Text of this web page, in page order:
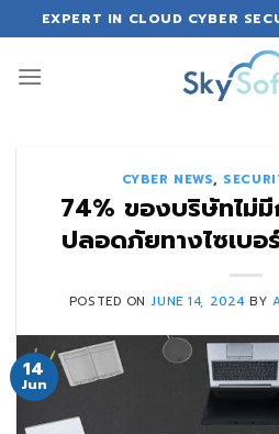
to
content
EXPERT IN CLOUD CYBER
CYBER NEWS,
74% ของบริษัทไม่
ปลอดภัยทางไซเบอ
POSTED ONJUNE 14, 2024BY
14
Jun